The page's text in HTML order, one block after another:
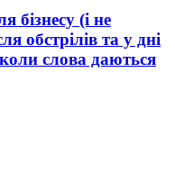
(і не
обстрілів та у дні
слова даються